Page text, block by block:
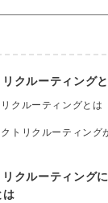
クルーティング
クルーティングとは
トリクルーティング
クルーティング
は